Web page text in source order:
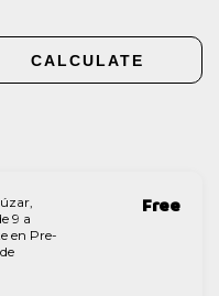
CALCULATE
9 a
en Pre-
Free